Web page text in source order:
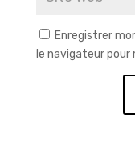
Enregistrer
le navigateur